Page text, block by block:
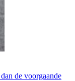
de voorgaande